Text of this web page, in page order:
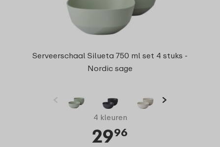
Serveerschaal Silueta 750 ml set 4 stuks -
Nordic sage
4 kleuren
2996